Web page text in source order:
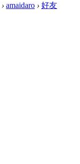
› amaidaro › 好友